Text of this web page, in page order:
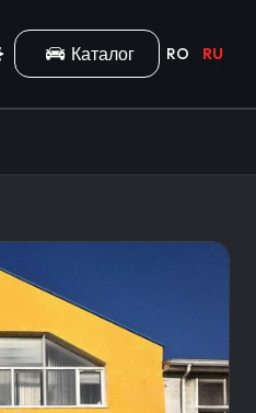
Каталог RO RU